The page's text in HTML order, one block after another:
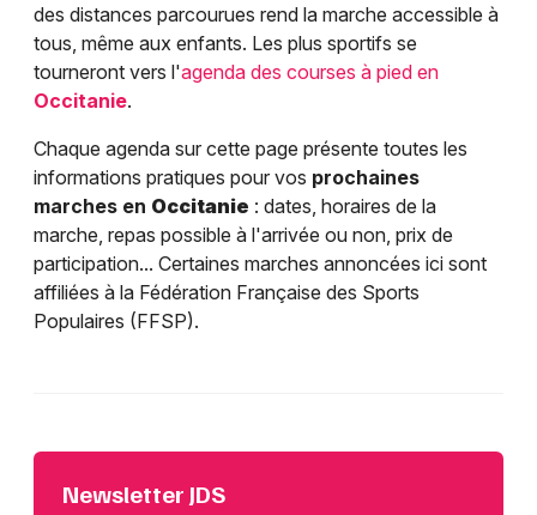
des distances parcourues rend la marche accessible à
tous, même aux enfants. Les plus sportifs se
tourneront vers l'agenda des courses à pied en
Occitanie.
Chaque agenda sur cette page présente toutes les
informations pratiques pour vos prochaines
marches en Occitanie : dates, horaires de la
marche, repas possible à l'arrivée ou non, prix de
participation... Certaines marches annoncées ici sont
affiliées à la Fédération Française des Sports
Populaires (FFSP).
Newsletter JDS